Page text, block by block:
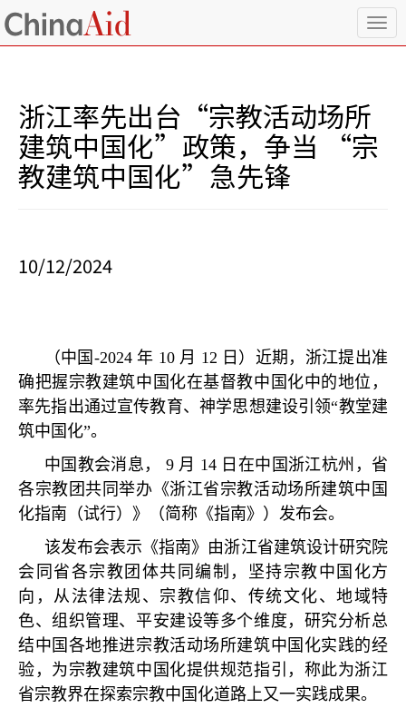
T
o
n
a
浙江率先出台“宗教活动场所
建筑中国化”政策，争当 “宗
教建筑中国化”急先锋
10/12/2024
（中国 -2024年 10 月 12 日）近期，浙江提出准
确把握宗教建筑中国化在基督教中国化中的地位，
率先指出通过宣传教育、神学思想建设引领“教堂建
筑中国化”。
中国教会消息，
9 月 14 日在中国浙江杭州，省
各宗教团共同举办《浙江省宗教活动场所建筑中国
化指南（试行）》（简称《指南》）发布会。
该发布会表示《指南》由浙江省建筑设计研究院
会同省各宗教团体共同编制，坚持宗教中国化方
向，从法律法规、宗教信仰、传统文化、地域特
色、组织管理、平安建设等多个维度，研究分析总
结中国各地推进宗教活动场所建筑中国化实践的经
验，为宗教建筑中国化提供规范指引，称此为浙江
省宗教界在探索宗教中国化道路上又一实践成果。